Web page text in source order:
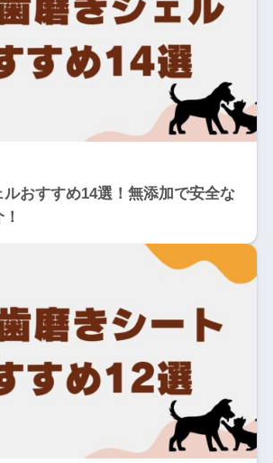
おすすめ14選！無添加で安全な